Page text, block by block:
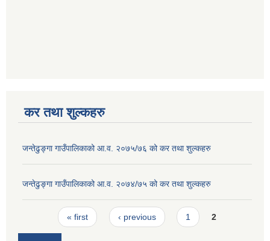
कर तथा शुल्कहरु
जन्तेढुङ्गा गाउँपालिकाको आ.व. २०७५/७६ को कर तथा शुल्कहरु
जन्तेढुङ्गा गाउँपालिकाको आ.व. २०७४/७५ को कर तथा शुल्कहरु
Pages« first ‹ previous 1 2